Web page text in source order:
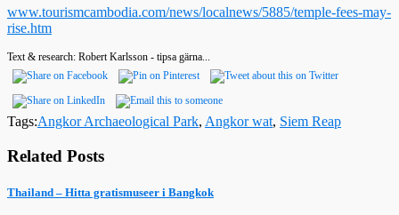
www.tourismcambodia.com/news/localnews/5885/temple-fees-may-
rise.htm
Text & research: Robert Karlsson - tipsa gärna...
Tags:Angkor Archaeological Park, Angkor wat, Siem Reap
Related Posts
Thailand – Hitta gratismuseer i Bangkok